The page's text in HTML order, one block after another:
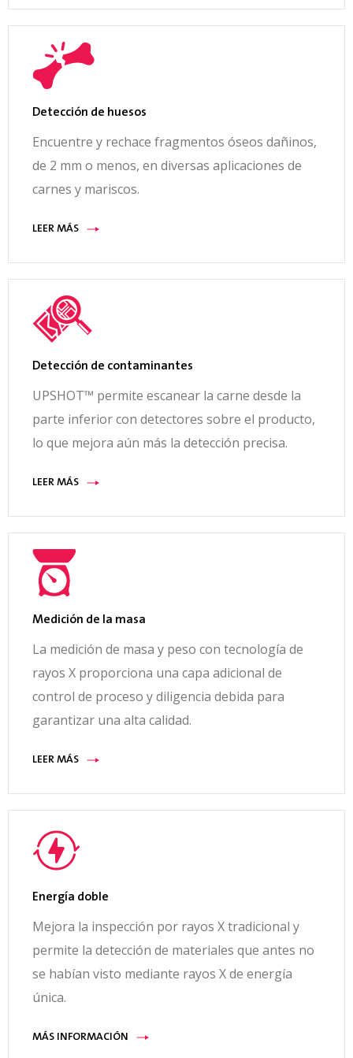
Detección de huesos
Encuentre y rechace fragmentos óseos dañinos,
de 2 mm o menos, en diversas aplicaciones de
carnes y mariscos.
LEER MÁS
Detección de contaminantes
UPSHOT™ permite escanear la carne desde la
parte inferior con detectores sobre el producto,
lo que mejora aún más la detección precisa.
LEER MÁS
Medición de la masa
La medición de masa y peso con tecnología de
rayos X proporciona una capa adicional de
control de proceso y diligencia debida para
garantizar una alta calidad.
LEER MÁS
Energía doble
Mejora la inspección por rayos X tradicional y
permite la detección de materiales que antes no
se habían visto mediante rayos X de energía
única.
MÁS INFORMACIÓN